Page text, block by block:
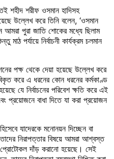
শহীদ শরীফ ওসমান হাদিসহ
উল্লেখ করে তিনি বলেন, ‘ওসমান
আমরা পুরা জাতি শোকের মধ্যে ছিলাম
পর্যায়ে নির্বাচনী কার্যক্রম চলমান
পক্ষ থেকে দেয়া হয়েছে উল্লেখ করে
বিকৃত করে এ ধরনের কোন ধরনের কর্মকাণ্ড
যে নির্বাচনের পরিবেশ ক্ষতি করে এই
প্রয়োজনে বাধা দিতে যা করা প্রয়োজন
যাদেরকে মনোনয়ন দিচ্ছেন বা
তাদের নিরাপত্তার বিষয়ে আমরা আশ্বস্ত
দাঁড় করানো হয়েছে। সেই